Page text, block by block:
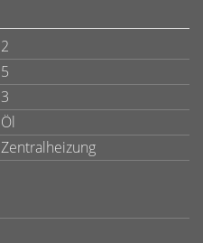
2
5
3
Öl
Zentralheizung